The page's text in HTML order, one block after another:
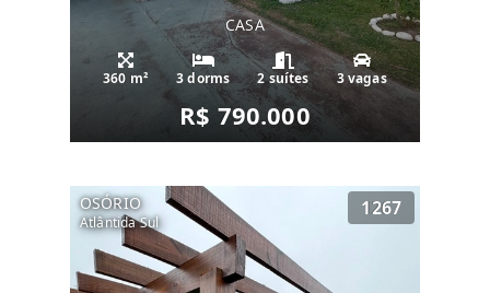
CASA
360 m² 3 dorms 2 suítes 3 vagas
R$ 790.000
OSÓRIO
Atlântida Sul
1267